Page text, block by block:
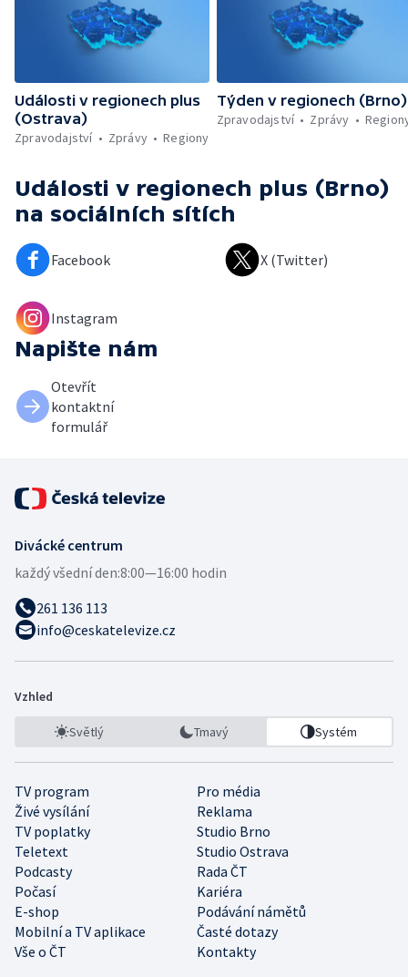
Události v regionech plus
(Ostrava)
Zpravodajství
Zprávy Regiony
Týden v regionech (Brno)
Zpravodajství
Zprávy
Události v regionech plus (Brno)
na sociálních sítích
Facebook X (Twitter)
Instagram
Napište nám
Otevřít
kontaktní
formulář
Divácké centrum
každý všední den:8:00—16:00 hodin
261 136 113
info@ceskatelevize.cz
Vzhled
Světlý Tmavý Systém
TV program
Pro média
Živé vysílání
Reklama
TV poplatky
Studio Brno
Teletext
Studio Ostrava
Podcasty
Rada ČT
Počasí
Kariéra
E-shop
Podávání námětů
Mobilní a TV aplikace
Časté dotazy
Vše o ČT
Kontakty